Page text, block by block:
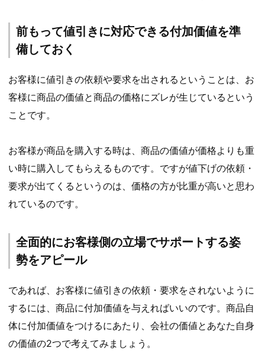
前もって値引きに対応できる付加価値を準
備しておく
お客様に値引きの依頼や要求を出されるということは、お
客様に商品の価値と商品の価格にズレが生じているという
ことです。
お客様が商品を購入する時は、商品の価値が価格よりも重
い時に購入してもらえるものです。ですが値下げの依頼・
要求が出てくるというのは、価格の方が比重が高いと思わ
れているのです。
全面的にお客様側の立場でサポートする姿
勢をアピール
であれば、お客様に値引きの依頼・要求をされないように
するには、商品に付加価値を与えればいいのです。商品自
体に付加価値をつけるにあたり、会社の価値とあなた自身
の価値の2つで考えてみましょう。